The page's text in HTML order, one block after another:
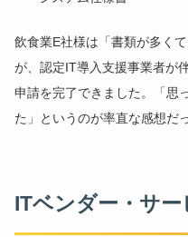
飲食業E社様は「書類が多く
が、認定IT導入支援事業者が
申請を完了できました。「思
た」というのが率直な感想だ
ITベンダー・サ